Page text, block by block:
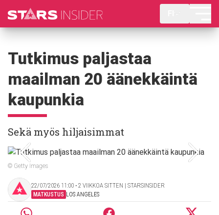
Tutkimus paljastaa
maailman 20 äänekkäintä
kaupunkia
Sekä myös hiljaisimmat
© Getty Images
22/07/2026 11:00 ‧ 2 VIIKKOA SITTEN | STARSINSIDER
MATKUSTUS LOS ANGELES